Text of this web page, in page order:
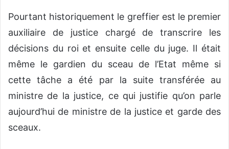
Pourtant historiquement le greffier est le premier
auxiliaire de justice chargé de transcrire les
décisions du roi et ensuite celle du juge. Il était
même le gardien du sceau de l’Etat même si
cette tâche a été par la suite transférée au
ministre de la justice, ce qui justifie qu’on parle
aujourd’hui de ministre de la justice et garde des
sceaux.